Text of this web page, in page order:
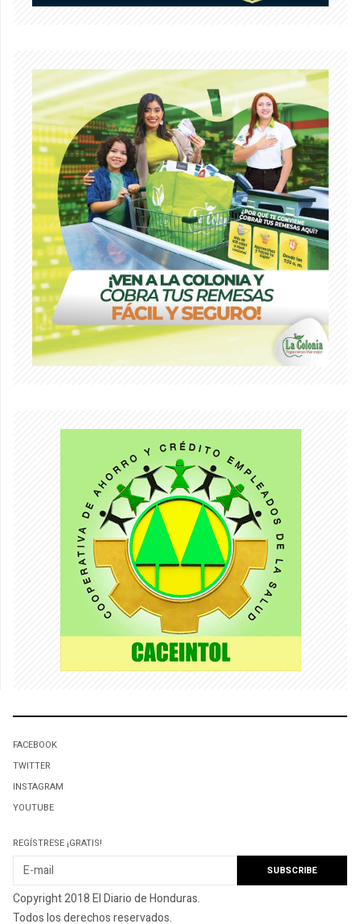
FACEBOOK
TWITTER
INSTAGRAM
YOUTUBE
REGÍSTRESE ¡GRATIS!
Copyright 2018 El Diario de Honduras.
Todos los derechos reservados.